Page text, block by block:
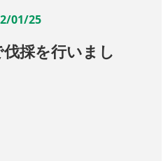
01/25
採を行いまし